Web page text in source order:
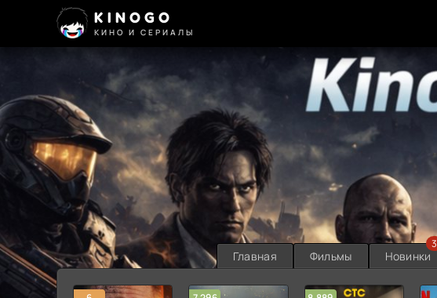
KINOGO
КИНО И СЕРИАЛЫ
Главная Фильмы Новинки
3